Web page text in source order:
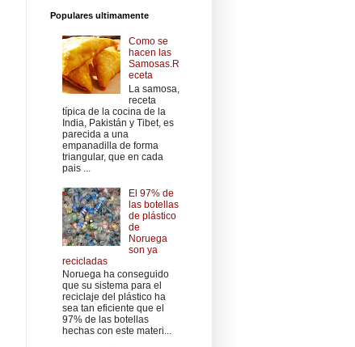
Populares ultimamente
Como se
hacen las
Samosas.R
eceta
La samosa,
receta
típica de la cocina de la
India, Pakistán y Tibet, es
parecida a una
empanadilla de forma
triangular, que en cada
pais ...
El 97% de
las botellas
de plástico
de
Noruega
son ya
recicladas
Noruega ha conseguido
que su sistema para el
reciclaje del plástico ha
sea tan eficiente que el
97% de las botellas
hechas con este materi...